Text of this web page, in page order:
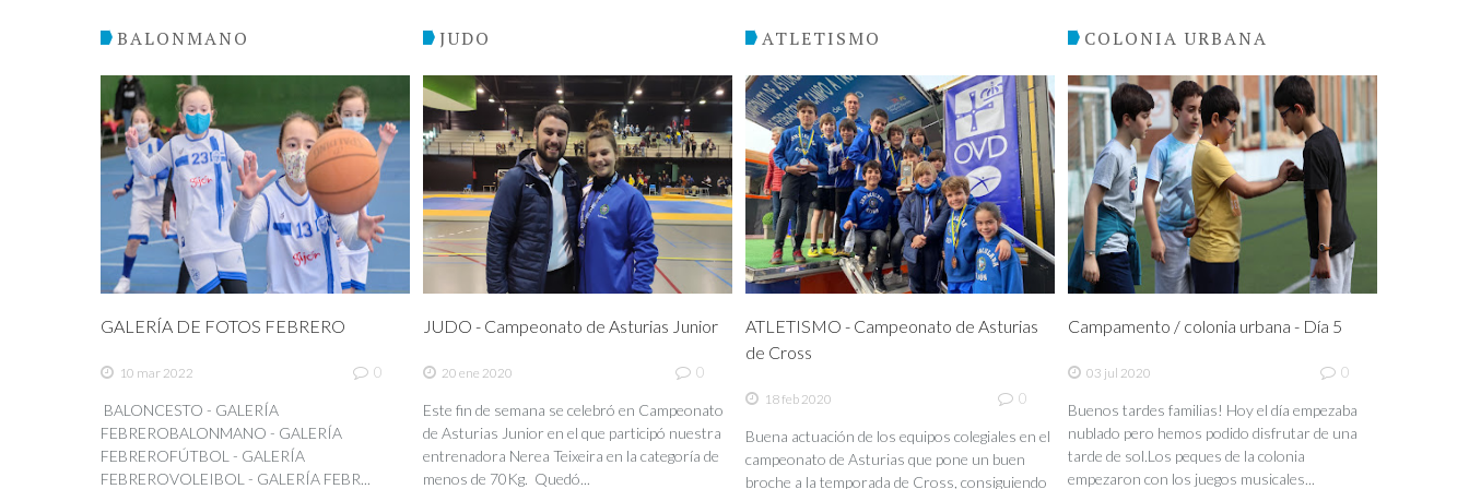
BALONMANO
GALERÍA DE FOTOS FEBRERO
10 mar 2022 0
BALONCESTO - GALERÍA
FEBREROBALONMANO - GALERÍA
FEBREROFÚTBOL - GALERÍA
FEBREROVOLEIBOL - GALERÍA FEBR...
JUDO
JUDO - Campeonato de Asturias Junior
20 ene 2020 0
Este fin de semana se celebró en Campeonato
de Asturias Junior en el que participó nuestra
entrenadora Nerea Teixeira en la categoría de
menos de 70Kg. Quedó...
ATLETISMO
ATLETISMO - Campeonato de Asturias
de Cross
18 feb 2020 0
Buena actuación de los equipos colegiales en el
campeonato de Asturias que pone un buen
broche a la temporada de Cross, consiguiendo
COLONIA URBANA
Campamento / colonia urbana - Día 5
03 jul 2020 0
Buenos tardes familias! Hoy el día empezaba
nublado pero hemos podido disfrutar de una
tarde de sol.Los peques de la colonia
empezaron con los juegos musicales...